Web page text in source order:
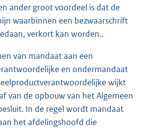
ander groot voordeel is dat de
waarbinnen een bezwaarschrift
verkort kan worden..
van mandaat aan een
en ondermandaat
wijkt
van de opbouw van het Algemeen
In de regel wordt mandaat
het afdelingshoofd die